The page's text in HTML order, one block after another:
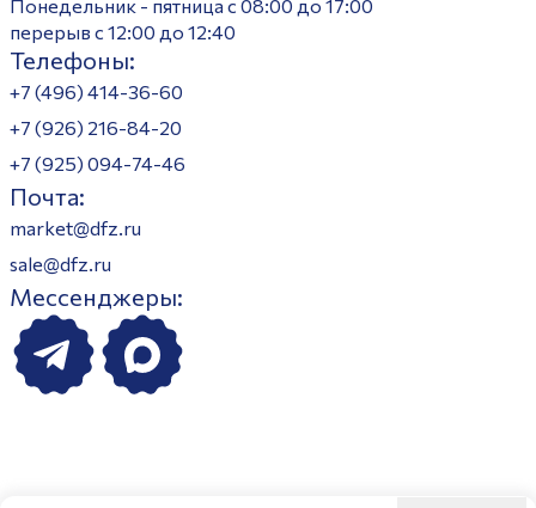
Понедельник - пятница с 08:00 до 17:00
перерыв с 12:00 до 12:40
Телефоны:
+7 (496) 414-36-60
+7 (926) 216-84-20
+7 (925) 094-74-46
Почта:
market@dfz.ru
sale@dfz.ru
Мессенджеры: